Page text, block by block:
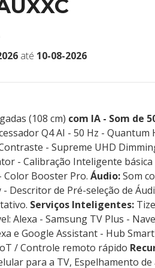
até 10-08-2026
(108 cm) com IA - Som de
Q4 AI - 50 Hz - Quantum
- Supreme UHD
- Calibração Inteligente
Color Booster Pro. Áudio:Som
Descritor de Pré-seleção de
Serviços Inteligentes:
Alexa - Samsung TV Plus -
e Google Assistant - Hub
/ Controle remoto rápido
para a TV, Espelhamento